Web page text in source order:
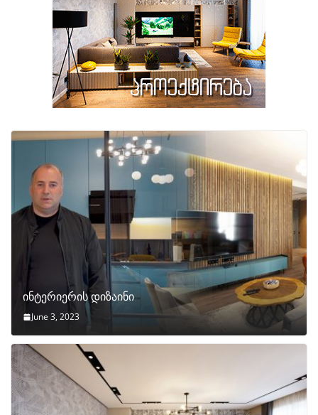
ინტერიერის დიზაინი
June 3, 2023